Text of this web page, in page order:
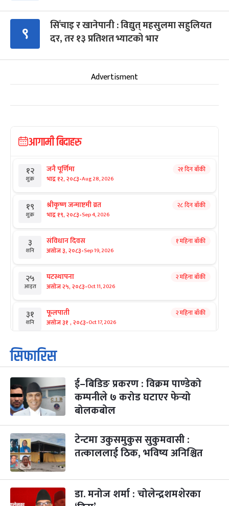
९
सिँचाइ र खानेपानी : विद्युत् महसुलमा सहुलियत
दर, तर १३ प्रतिशत भ्याटको भार
Advertisment
आगामी बिदाहरु
१२
शुक्र
जनै पूर्णिमा
भाद्र १२, २०८३-Aug 28, 2026
२१ दिन बाँकी
१९
शुक्र
श्रीकृष्ण जन्माष्टमी व्रत
भाद्र १९, २०८३-Sep 4, 2026
२८ दिन बाँकी
३
शनि
संविधान दिवस
असोज ३, २०८३-Sep 19, 2026
१ महिना बाँकी
२५
आइत
घटस्थापना
असोज २५, २०८३-Oct 11, 2026
२ महिना बाँकी
३१
शनि
फूलपाती
असोज ३१ , २०८३-Oct 17, 2026
२ महिना बाँकी
१
आइत
कार्तिक सङ्क्रान्ति
कार्तिक १, २०८३
३
मंगल
महानवमी
कार्तिक ३, २०८३-Oct 20, 2026
२ महिना बाँकी
४ विजयादशमी
५
बिहि
पापा‌ङ्कुशा एकादशी व्रत
कार्तिक ५, २०८३
२ महिना बाँकी
आइत
कुकुर तिहार
कार्तिक २२, २०८३- Nov 8, 2026
३ महिना बाँकी
सिफारिस
ई–बिडिङ प्रकरण : विक्रम पाण्डेको
कम्पनीले ७ करोड घटाएर फेर्‍यो
बोलकबोल
टेन्टमा उकुसमुकुस सुकुमवासी :
तत्काललाई ठिक, भविष्य अनिश्चित
डा. मनोज शर्मा : चोलेन्द्रशमशेरका